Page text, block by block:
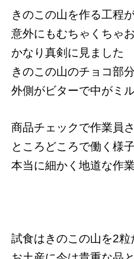
きのこの山を作る工程
意外にもむちゃくちゃ
かなり真剣に見ました
きのこの山のチョコ部
外側がビターで中がミ
商品チェックで作業員
ところどころで働く様
本当に細かく地道な作
試食はきのこの山を2粒